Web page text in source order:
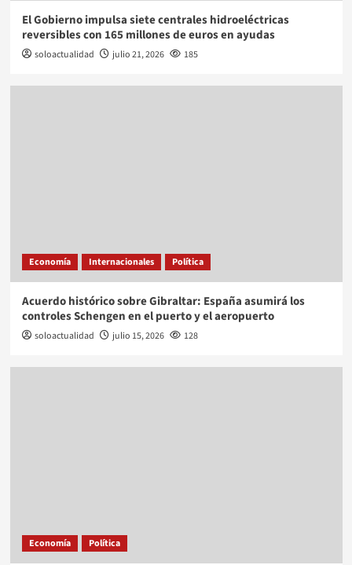
El Gobierno impulsa siete centrales hidroeléctricas
reversibles con 165 millones de euros en ayudas
soloactualidad julio 21, 2026 185
Economía Internacionales Política
Acuerdo histórico sobre Gibraltar: España asumirá los
controles Schengen en el puerto y el aeropuerto
soloactualidad julio 15, 2026 128
Economía Política